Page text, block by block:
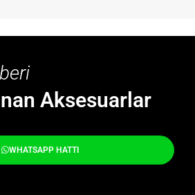
Aksesuarlar
WHATSAPP HATTI